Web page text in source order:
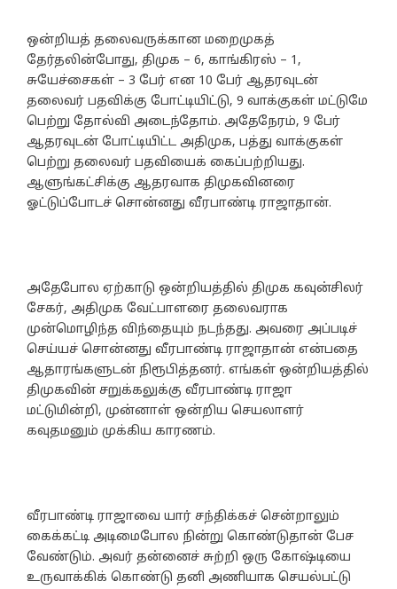
ஒன்றியத் தலைவருக்கான மறைமுகத்
தேர்தலின்போது, திமுக – 6, காங்கிரஸ் – 1,
சுயேச்சைகள் – 3 பேர் என 10 பேர் ஆதரவுடன்
தலைவர் பதவிக்கு போட்டியிட்டு, 9 வாக்குகள் மட்டுமே
பெற்று தோல்வி அடைந்தோம். அதேநேரம், 9 பேர்
ஆதரவுடன் போட்டியிட்ட அதிமுக, பத்து வாக்குகள்
பெற்று தலைவர் பதவியைக் கைப்பற்றியது.
ஆளுங்கட்சிக்கு ஆதரவாக திமுகவினரை
ஓட்டுப்போடச் சொன்னது வீரபாண்டி ராஜாதான்.
அதேபோல ஏற்காடு ஒன்றியத்தில் திமுக கவுன்சிலர்
சேகர், அதிமுக வேட்பாளரை தலைவராக
முன்மொழிந்த விந்தையும் நடந்தது. அவரை அப்படிச்
செய்யச் சொன்னது வீரபாண்டி ராஜாதான் என்பதை
ஆதாரங்களுடன் நிரூபித்தனர். எங்கள் ஒன்றியத்தில்
திமுகவின் சறுக்கலுக்கு வீரபாண்டி ராஜா
மட்டுமின்றி, முன்னாள் ஒன்றிய செயலாளர்
கவுதமனும் முக்கிய காரணம்.
வீரபாண்டி ராஜாவை யார் சந்திக்கச் சென்றாலும்
கைக்கட்டி அடிமைபோல நின்று கொண்டுதான் பேச
வேண்டும். அவர் தன்னைச் சுற்றி ஒரு கோஷ்டியை
உருவாக்கிக் கொண்டு தனி அணியாக செயல்பட்டு